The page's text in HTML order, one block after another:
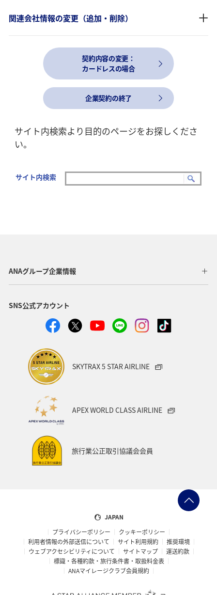
関連会社情報の変更（追加・削除）
契約内容の変更：
カードレスの場合
企業契約の終了
サイト内検索より目的のページをお探しくださ
い。
サイト内検索
ANAグループ企業情報
SNS公式アカウント
SKYTRAX 5 STAR AIRLINE
APEX WORLD CLASS AIRLINE
旅行業公正取引協議会会員
JAPAN
プライバシーポリシー
クッキーポリシー
利用者情報の外部送信について
サイト利用規約
推奨環境
ウェブアクセシビリティについて
サイトマップ
運送約款
標識・各種約款・旅行条件書・取扱料金表
ANAマイレージクラブ会員規約